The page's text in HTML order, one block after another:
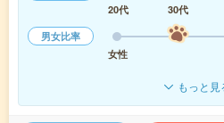
20代
30代
男女比率
女性
もっと見